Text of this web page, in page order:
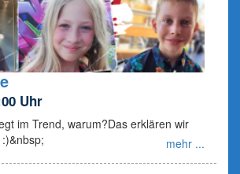
Uhr
im Trend, warum?Das erklären wir
mehr ...